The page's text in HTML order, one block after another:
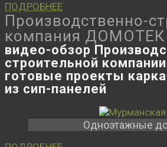
ПОДРОБНЕЕ
Производственно-
компания ДОМОТЕК
видео-обзор
строительной
готовые проекты
из сип-панелей
Одноэтажные